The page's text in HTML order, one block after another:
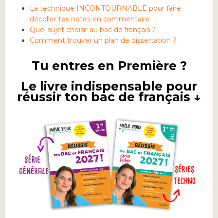
La technique INCONTOURNABLE pour faire
décoller tes notes en commentaire
Quel sujet choisir au bac de français ?
Comment trouver un plan de dissertation ?
Tu entres en Première ?
Le livre indispensable pour
réussir ton bac de français ↓